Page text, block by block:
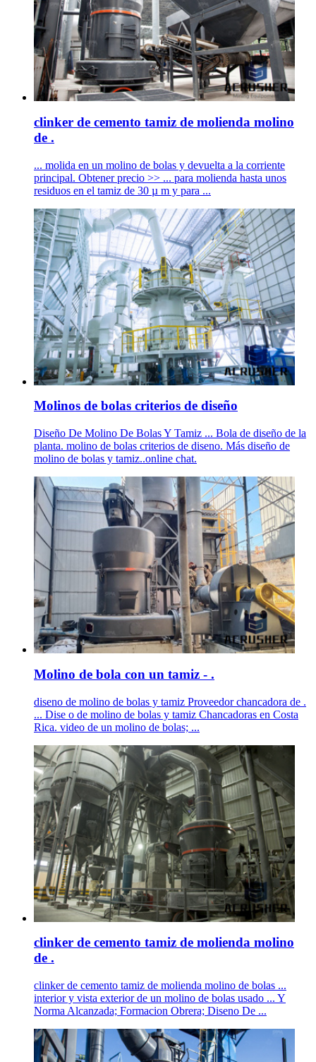
clinker de cemento tamiz de molienda molino
de .
... molida en un molino de bolas y devuelta a la corriente
principal. Obtener precio >> ... para molienda hasta unos
residuos en el tamiz de 30 µ m y para ...
Molinos de bolas criterios de diseño
Diseño De Molino De Bolas Y Tamiz ... Bola de diseño de la
planta. molino de bolas criterios de diseno. Más diseño de
molino de bolas y tamiz..online chat.
Molino de bola con un tamiz - .
diseno de molino de bolas y tamiz Proveedor chancadora de .
... Dise o de molino de bolas y tamiz Chancadoras en Costa
Rica. video de un molino de bolas; ...
clinker de cemento tamiz de molienda molino
de .
clinker de cemento tamiz de molienda molino de bolas ...
interior y vista exterior de un molino de bolas usado ... Y
Norma Alcanzada; Formacion Obrera; Diseno De ...